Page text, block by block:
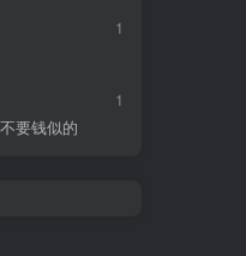
1
1
要钱似的